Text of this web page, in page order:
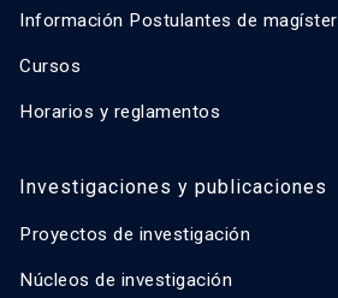
Información Postulantes de magíster
Cursos
Horarios y reglamentos
Investigaciones y publicaciones
Proyectos de investigación
Núcleos de investigación